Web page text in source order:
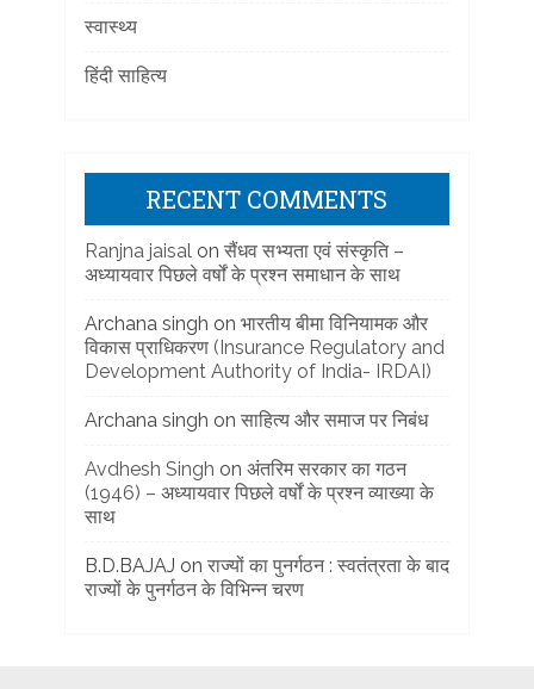
स्वास्थ्य
हिंदी साहित्य
RECENT COMMENTS
Ranjna jaisal on सैंधव सभ्यता एवं संस्कृति –
अध्यायवार पिछले वर्षों के प्रश्न समाधान के साथ
Archana singh on भारतीय बीमा विनियामक और
विकास प्राधिकरण (Insurance Regulatory and
Development Authority of India- IRDAI)
Archana singh on साहित्य और समाज पर निबंध
Avdhesh Singh on अंतरिम सरकार का गठन
(1946) – अध्यायवार पिछले वर्षों के प्रश्न व्याख्या के
साथ
B.D.BAJAJ on राज्यों का पुनर्गठन : स्वतंत्रता के बाद
राज्यों के पुनर्गठन के विभिन्न चरण